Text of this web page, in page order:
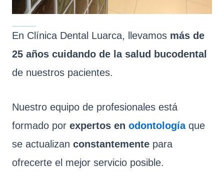
En Clínica Dental Luarca, llevamos más de
25 años cuidando de la salud bucodental
de nuestros pacientes.
Nuestro equipo de profesionales está
formado por expertos en odontologíaque
se actualizan constantemente para
ofrecerte el mejor servicio posible.